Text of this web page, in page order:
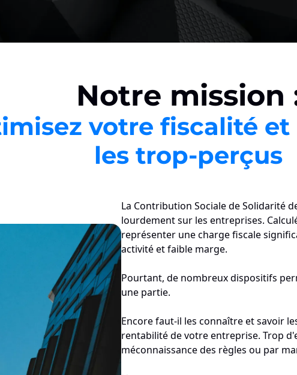
Notre mission
votre fiscalité et
les trop-perçus
La Contribution Sociale de Solidarité
lourdement sur les entreprises.
représenter une charge fiscale
activité et faible marge.
Pourtant, de nombreux dispositifs
une partie.
Encore faut-il les connaître et savoir
rentabilité de votre entreprise. Trop
méconnaissance des règles ou par